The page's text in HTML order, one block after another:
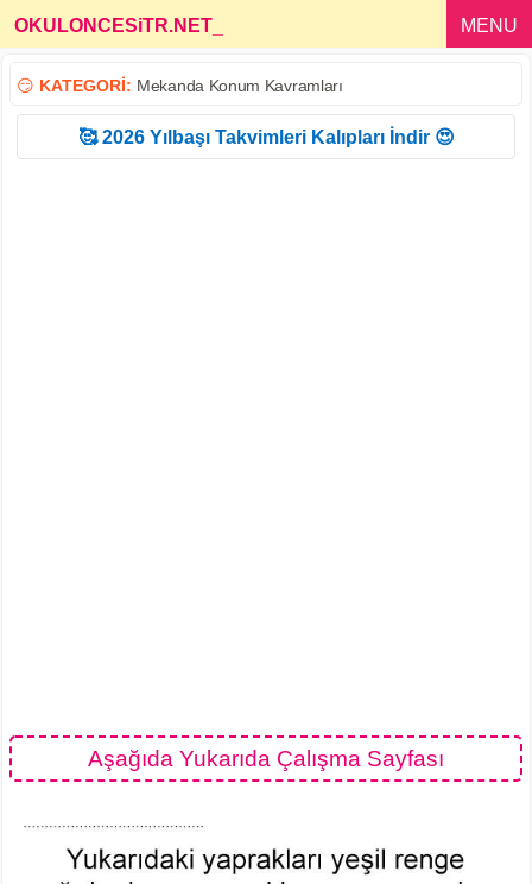
OKULONCESiTR.NET MENU
😏 KATEGORİ: Mekanda Konum Kavramları
🥰 2026 Yılbaşı Takvimleri Kalıpları İndir 😍
Aşağıda Yukarıda Çalışma Sayfası